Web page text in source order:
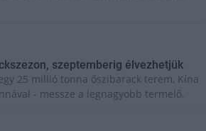
szeptemberig élvezhetjük
25 millió tonna őszibarack terem, Kína
- messze a legnagyobb termelő.